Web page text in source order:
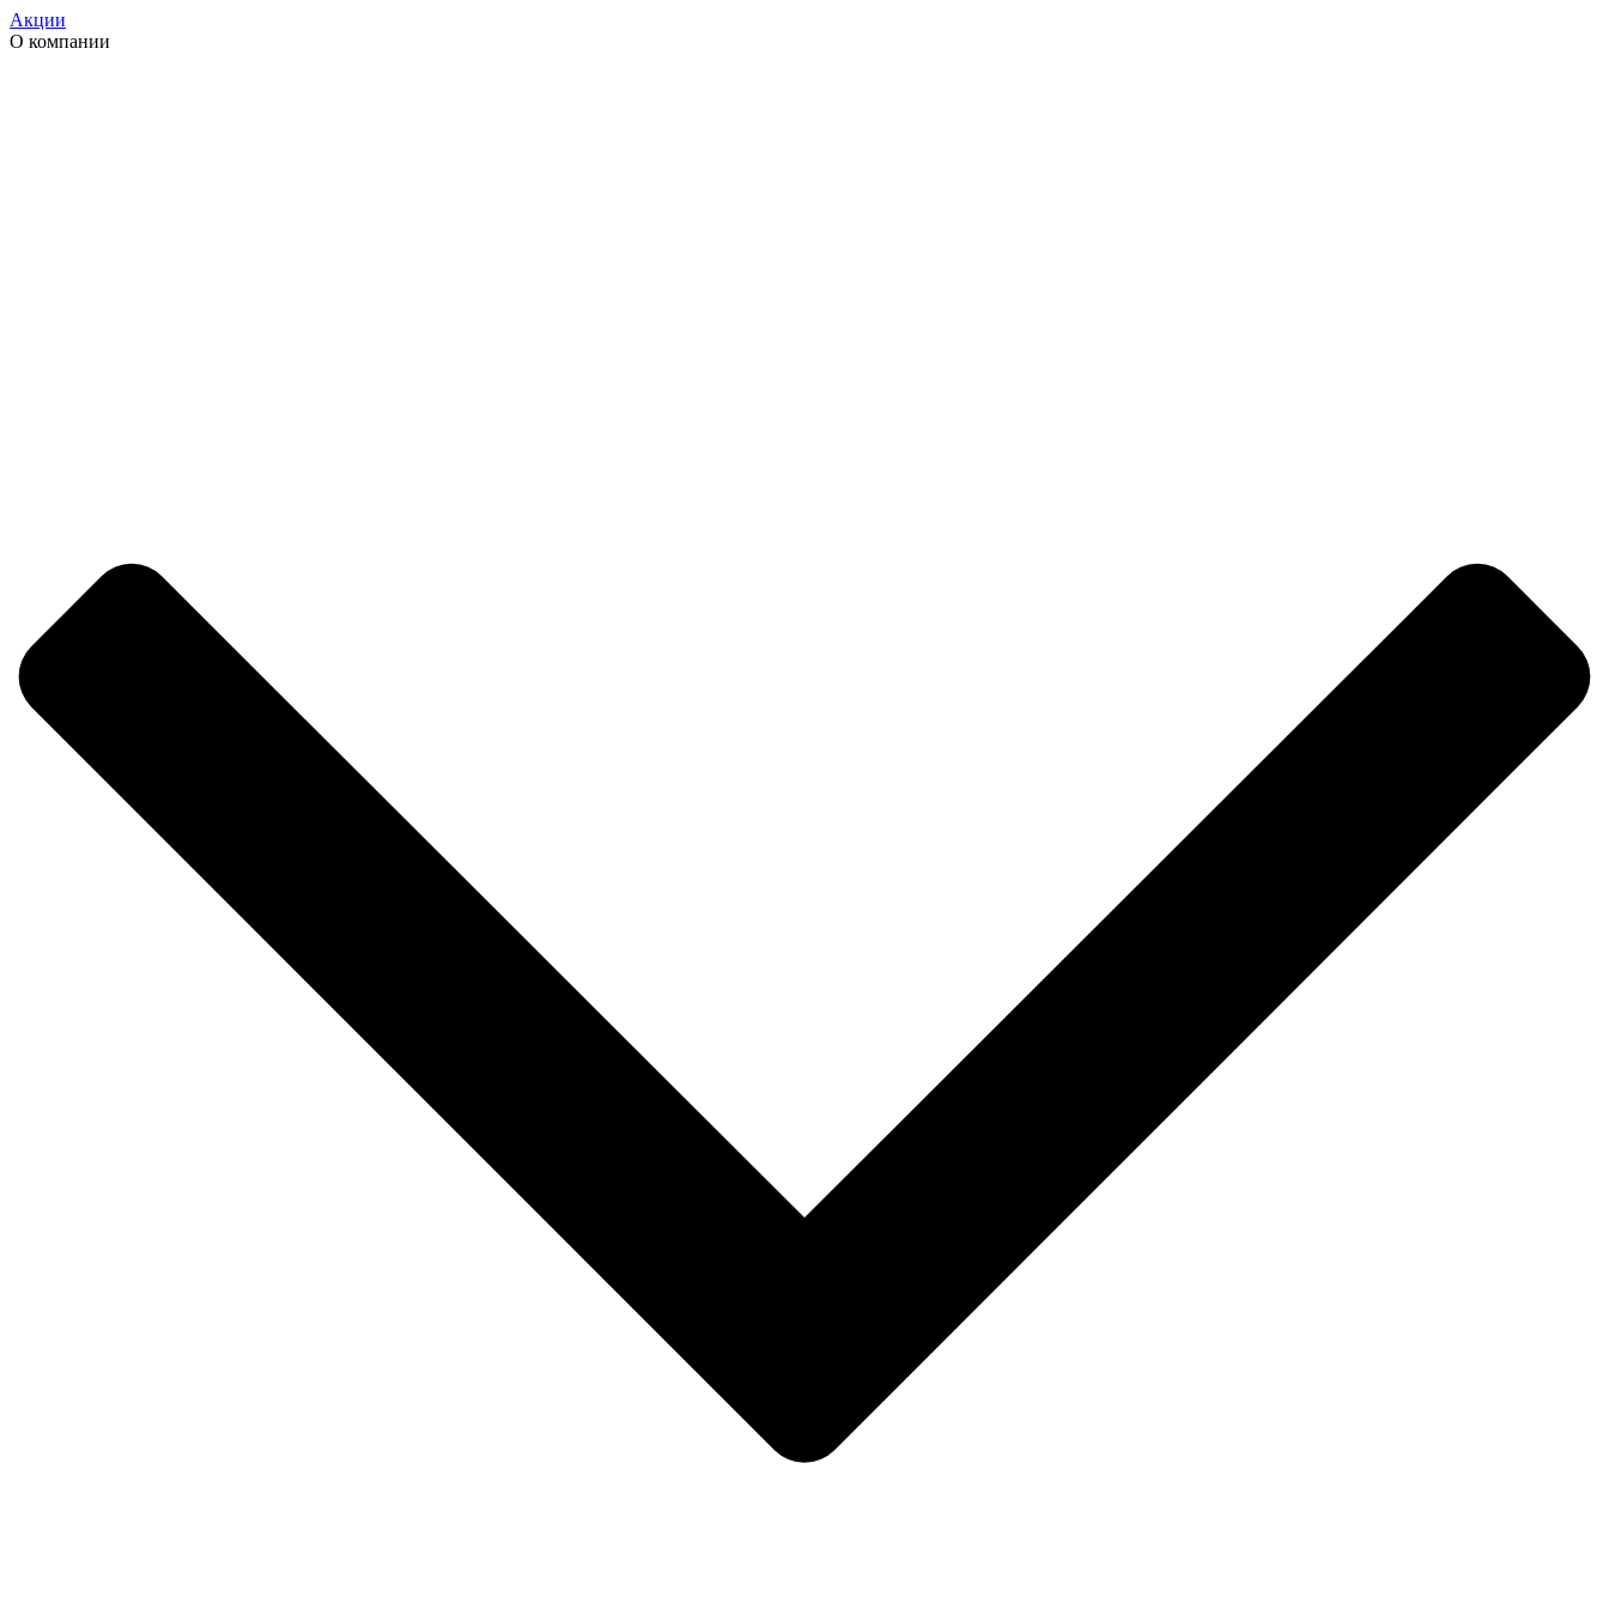
Акции
О компании